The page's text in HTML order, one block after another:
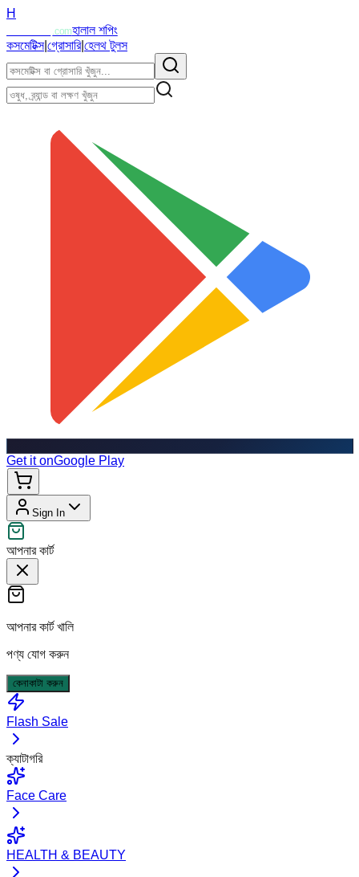
H
.comহালাল শপিং
কসমেটিক্স|গ্রোসারি|হেলথ টুলস
Get it onGoogle Play
Sign In
আপনার কার্ট
আপনার কার্ট খালি
পণ্য যোগ করুন
কেনাকাটা করুন
Flash Sale
ক্যাটাগরি
Face Care
HEALTH & BEAUTY